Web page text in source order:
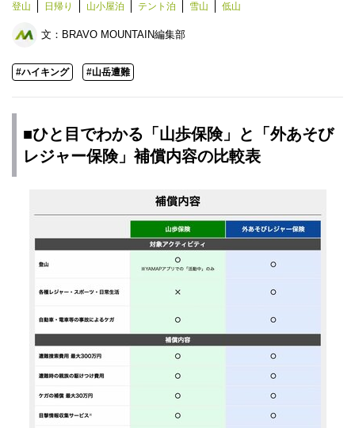
登山 日帰り 山小屋泊 テント泊 雪山 低山
文： BRAVO MOUNTAIN編集部
#ハイキング #山岳遭難
■ひと目でわかる「山歩保険」と「外あそび
レジャー保険」補償内容の比較表